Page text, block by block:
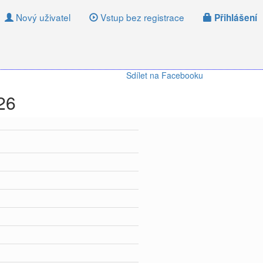
Nový uživatel Vstup bez registrace Přihlášení
Sdílet na Facebooku